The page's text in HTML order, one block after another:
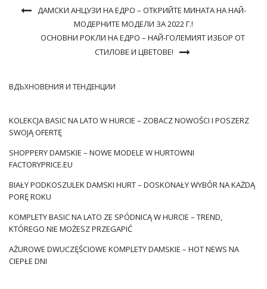
ДАМСКИ АНЦУЗИ НА ЕДРО – ОТКРИЙТЕ МИНАТА НА НАЙ-
МОДЕРНИТЕ МОДЕЛИ ЗА 2022 Г.!
ОСНОВНИ РОКЛИ НА ЕДРО – НАЙ-ГОЛЕМИЯТ ИЗБОР ОТ
СТИЛОВЕ И ЦВЕТОВЕ!
ВДЪХНОВЕНИЯ И ТЕНДЕНЦИИ
KOLEKCJA BASIC NA LATO W HURCIE – ZOBACZ NOWOŚCI I POSZERZ
SWOJĄ OFERTĘ
SHOPPERY DAMSKIE – NOWE MODELE W HURTOWNI
FACTORYPRICE.EU
BIAŁY PODKOSZULEK DAMSKI HURT – DOSKONAŁY WYBÓR NA KAŻDĄ
PORĘ ROKU
KOMPLETY BASIC NA LATO ZE SPÓDNICĄ W HURCIE – TREND,
KTÓREGO NIE MOŻESZ PRZEGAPIĆ
AŻUROWE DWUCZĘŚCIOWE KOMPLETY DAMSKIE – HOT NEWS NA
CIEPŁE DNI